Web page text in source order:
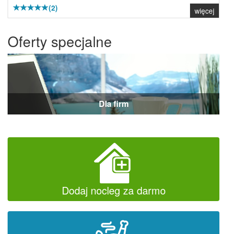
(2)
więcej
Oferty specjalne
Dla firm
Dodaj nocleg za darmo